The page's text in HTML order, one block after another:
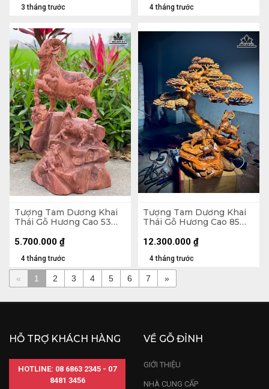
3 tháng trước 4 tháng trước
Tượng Tam Dương Khai
Thái Gỗ Hương Cao 53
10kg
4 tháng trước
5.700.000 ₫
Tượng Tam Dương Khai
Thái Gỗ Hương Cao 85
4 tháng trước
12.300.000 ₫
« 1 2 3 4 5 6 7 »
HỖ TRỢ KHÁCH HÀNG
HOTLINE: 08 6863 2345 - 07
8481 3456
VỀ GỖ ĐỈNH
GIỚI THIỆU
NHÀ CUNG CẤP